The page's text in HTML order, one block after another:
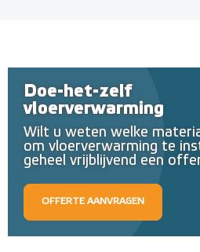
Doe-het-zelf
vloerverwarming
Wilt u weten welke
om vloerverwarming te
geheel vrijblijvend een
OFFERTE AANVRAGEN